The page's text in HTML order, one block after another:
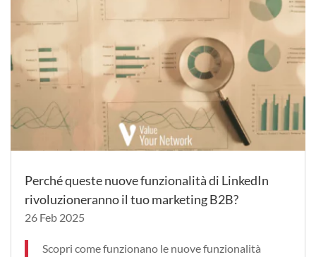
Perché queste nuove funzionalità di LinkedIn
rivoluzioneranno il tuo marketing B2B?
26 Feb 2025
Scopri come funzionano le nuove funzionalità